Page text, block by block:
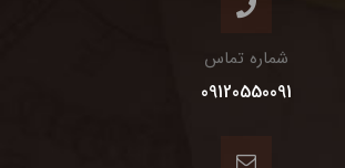
شماره تماس
09120550091